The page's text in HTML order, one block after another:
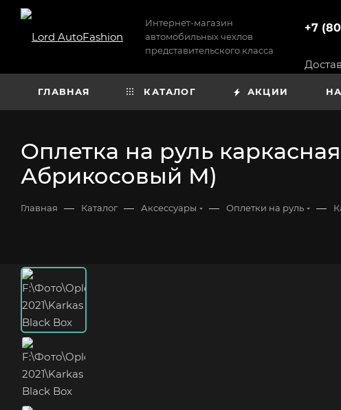
Интернет-магазин
автомобильных чехлов
представительского класса
+7
ГЛАВНАЯ КАТАЛОГ АКЦИИ
Оплетка на руль
Абрикосовый М)
Главная — Каталог — Аксессуары — Оплетки на руль —